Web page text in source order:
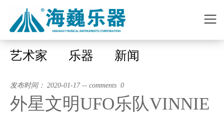
艺术家 乐器 新闻
发布时间： 2020-01-17 -- comments 0
外星文明UFO乐队VINNIE